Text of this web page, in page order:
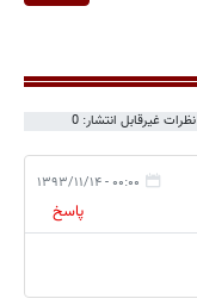
نظرات غیرقابل انتشار: 0
۰۰:۰۰ - ۱۳۹۳/۱۱/۱۴
پاسخ